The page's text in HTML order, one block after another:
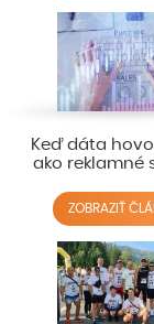
Keď dáta
ako reklamné
ZOBRAZIŤ